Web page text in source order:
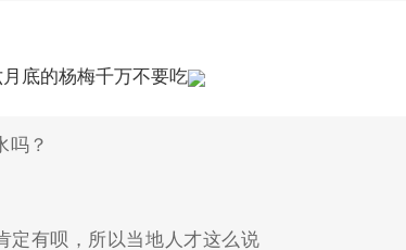
底的杨梅千万不要吃
吗？
定有呗，所以当地人才这么说